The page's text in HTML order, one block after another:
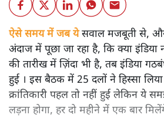
ऐसे समय में जब येसवाल मजबूती से,
अंदाज में पूछा जा रहा है, कि क्या
की तारीख में ज़िंदा भी है, तब इंडिया
हुई । इस बैठक में 25 दलों ने हिस्सा
क्रांतिकारी पहल तो नहीं हुई लेकिन ये
लड़ना होगा, हर दो महीने में एक बार